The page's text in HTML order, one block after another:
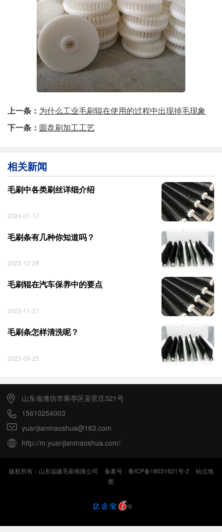
上一条： 为什么工业毛刷辊在使用的过程中出现掉毛现象
下一条： 圆盘刷加工工艺
相关新闻
毛刷中各类刷丝详细介绍
2024-01-17
毛刷条有几种你知道吗？
2023-12-28
毛刷辊在汽车保养中的要点
2023-11-27
毛刷条怎样清洗呢？
2023-09-25
山东省潍坊市寒亭区吴官庄321号
15610254003
yuanjianmaoshua@163.com
http://m.yuanjianmaoshua.com/
版权所有：山东远建毛刷有限公司 备案号：鲁ICP备18031621号-2
站点地
图